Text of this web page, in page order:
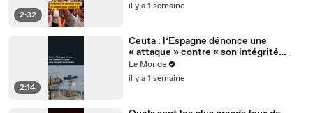
2:32
il y a 1 semaine
2:14
Ceuta : l’Espagne dénonce une
« attaque » contre « son intégrité
territoriale »
Le Monde
il y a 1 semaine